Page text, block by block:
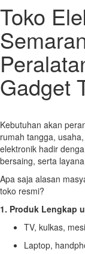
Toko
Gadget
Kebutuhan akan
rumah tangga,
elektronik hadir
bersaing, serta
Apa saja alasan
toko resmi?
1. Produk Lengkap
TV, kulkas,
Laptop,